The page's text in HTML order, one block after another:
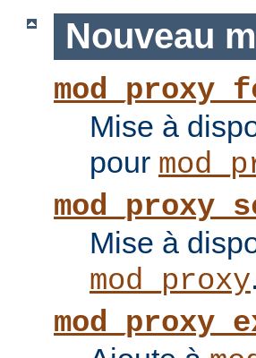
Nouveau
Mise à
pour
Mise à
mod_proxy.